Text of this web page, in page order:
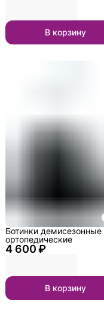
В корзину
4 600 ₽
Ботинки демисезонные
ортопедические
В корзину